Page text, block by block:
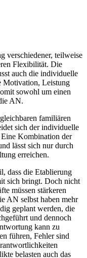
verschiedener, teilweise
Flexibilität. Die
auch die individuelle
Motivation, Leistung
sowohl um einen
AN.
familiären
sich der individuelle
Eine Kombination der
lässt sich nur durch
erreichen.
dass die Etablierung
sich bringt. Doch nicht
müssen stärkeren
AN selbst haben mehr
geplant werden, die
und dennoch
kann zu
führen, Fehler sind
belasten auch das